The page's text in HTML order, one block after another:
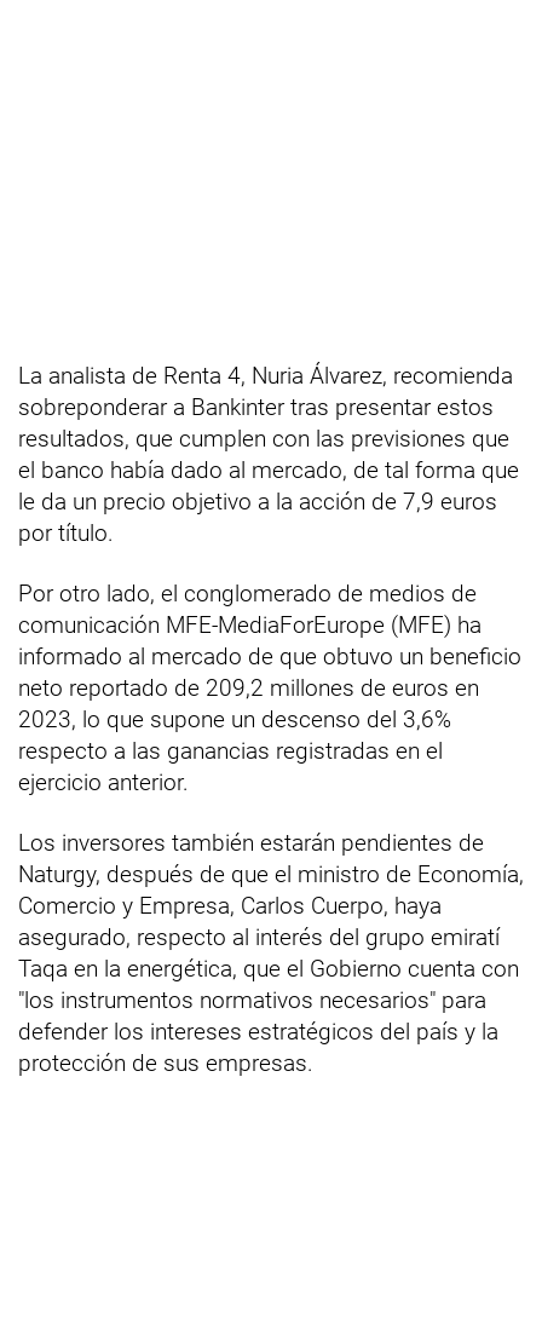
La analista de Renta 4, Nuria Álvarez, recomienda
sobreponderar a Bankinter tras presentar estos
resultados, que cumplen con las previsiones que
el banco había dado al mercado, de tal forma que
le da un precio objetivo a la acción de 7,9 euros
por título.
Por otro lado, el conglomerado de medios de
comunicación MFE-MediaForEurope (MFE) ha
informado al mercado de que obtuvo un beneficio
neto reportado de 209,2 millones de euros en
2023, lo que supone un descenso del 3,6%
respecto a las ganancias registradas en el
ejercicio anterior.
Los inversores también estarán pendientes de
Naturgy, después de que el ministro de Economía,
Comercio y Empresa, Carlos Cuerpo, haya
asegurado, respecto al interés del grupo emiratí
Taqa en la energética, que el Gobierno cuenta con
"los instrumentos normativos necesarios" para
defender los intereses estratégicos del país y la
protección de sus empresas.